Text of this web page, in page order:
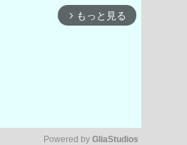
arrow_forward_ios もっと見る
Powered by GliaStudios